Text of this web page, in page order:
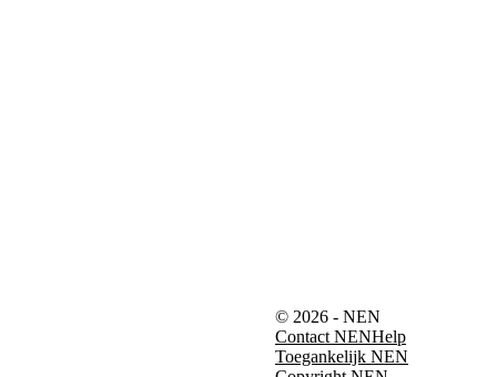
© 2026 - NEN
Contact NENHelp
Toegankelijk NEN